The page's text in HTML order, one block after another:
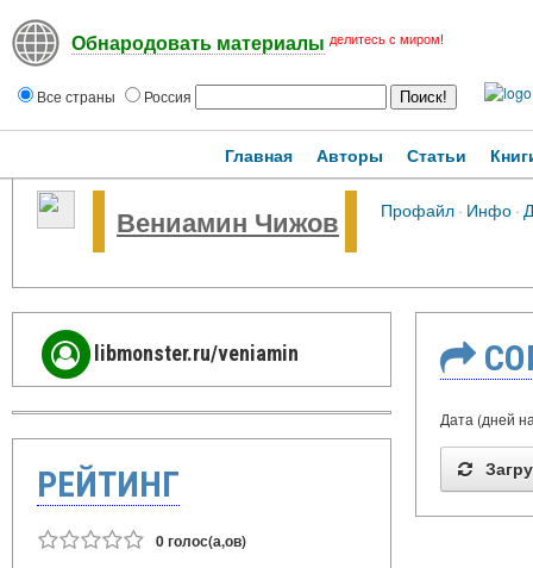
Обнародовать материалы делитесь с миром!
Все страны Россия
Главная Авторы Статьи
Вениамин Чижов Профайл· Инфо·
libmonster.ru/veniamin
РЕЙТИНГ
0 голос(а,ов)
Дата (дней